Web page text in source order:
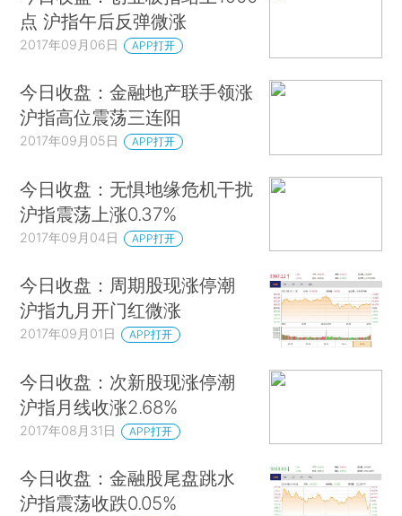
点 沪指午后反弹微涨
2017年09月06日 APP打开
今日收盘：金融地产联手领涨
沪指高位震荡三连阳
2017年09月05日 APP打开
今日收盘：无惧地缘危机干扰
沪指震荡上涨0.37%
2017年09月04日 APP打开
今日收盘：周期股现涨停潮
沪指九月开门红微涨
2017年09月01日 APP打开
今日收盘：次新股现涨停潮
沪指月线收涨2.68%
2017年08月31日 APP打开
今日收盘：金融股尾盘跳水
沪指震荡收跌0.05%